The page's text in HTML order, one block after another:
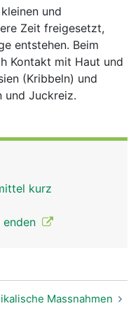
und
Zeit freigesetzt,
entstehen. Beim
Kontakt mit Haut und
(Kribbeln) und
und Juckreiz.
kurz
Massnahmen